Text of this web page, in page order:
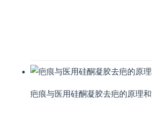
疤痕与医用硅酮凝胶去疤的原理